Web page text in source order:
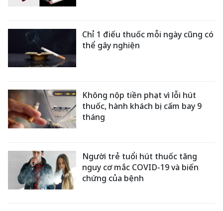
Chỉ 1 điếu thuốc mỗi ngày cũng có
thể gây nghiện
Không nộp tiền phạt vì lỗi hút
thuốc, hành khách bị cấm bay 9
tháng
Người trẻ tuổi hút thuốc tăng
nguy cơ mắc COVID-19 và biến
chứng của bệnh